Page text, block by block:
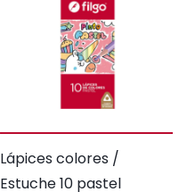
Lápices colores /
Estuche 10 pastel